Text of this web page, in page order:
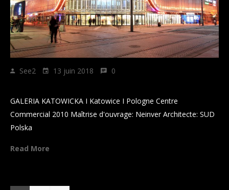
See2 13 juin 2018 0
GALERIA KATOWICKA I Katowice I Pologne Centre
Commercial 2010 Maîtrise d'ouvrage: Neinver Architecte: SUD
Polska
Read More